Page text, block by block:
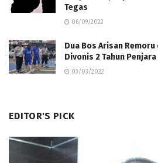
Tegas
06/09/2022
Dua Bos Arisan
Divonis 2 Tahun Penjara
03/03/2022
EDITOR'S PICK